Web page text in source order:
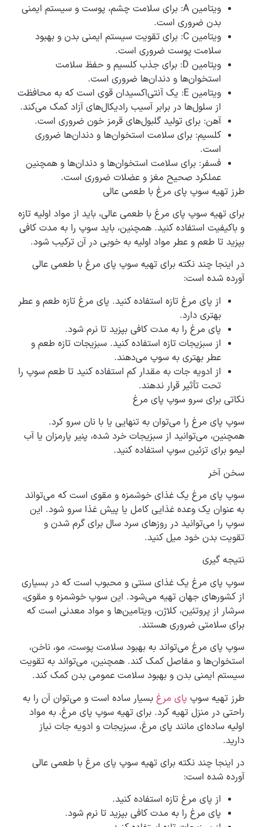
ویتامین A: برای سلامت چشم، پوست و سیستم ایمنی
بدن ضروری است.
ویتامین C: برای تقویت سیستم ایمنی بدن و بهبود
سلامت پوست ضروری است.
ویتامین D: برای جذب کلسیم و حفظ سلامت
استخوان‌ها و دندان‌ها ضروری است.
ویتامین E: یک آنتی‌اکسیدان قوی است که به محافظت
از سلول‌ها در برابر آسیب رادیکال‌های آزاد کمک می‌کند.
آهن: برای تولید گلبول‌های قرمز خون ضروری است.
کلسیم: برای سلامت استخوان‌ها و دندان‌ها ضروری
است.
فسفر: برای سلامت استخوان‌ها و دندان‌ها و همچنین
عملکرد صحیح مغز و عضلات ضروری است.
طرز تهیه سوپ پای مرغ با طعمی عالی
برای تهیه سوپ پای مرغ با طعمی عالی، باید از مواد اولیه تازه
و باکیفیت استفاده کنید. همچنین، باید سوپ را به مدت کافی
بپزید تا طعم و عطر مواد اولیه به خوبی در آن ترکیب شود.
در اینجا چند نکته برای تهیه سوپ پای مرغ با طعمی عالی
آورده شده است:
از پای مرغ تازه استفاده کنید. پای مرغ تازه طعم و عطر
بهتری دارد.
پای مرغ را به مدت کافی بپزید تا نرم شود.
از سبزیجات تازه استفاده کنید. سبزیجات تازه طعم و
عطر بهتری به سوپ می‌دهند.
از ادویه جات به مقدار کم استفاده کنید تا طعم سوپ را
تحت تأثیر قرار ندهند.
نکاتی برای سرو سوپ پای مرغ
سوپ پای مرغ را می‌توان به تنهایی یا با نان سرو کرد.
همچنین، می‌توانید از سبزیجات خرد شده، پنیر پارمزان یا آب
لیمو برای تزئین سوپ استفاده کنید.
سخن آخر
سوپ پای مرغ یک غذای خوشمزه و مقوی است که می‌تواند
به عنوان یک وعده غذایی کامل یا پیش غذا سرو شود. این
سوپ را می‌توانید در روزهای سرد سال برای گرم شدن و
تقویت بدن خود میل کنید.
نتیجه گیری
سوپ پای مرغ یک غذای سنتی و محبوب است که در بسیاری
از کشورهای جهان تهیه می‌شود. این سوپ خوشمزه و مقوی،
سرشار از پروتئین، کلاژن، ویتامین‌ها و مواد معدنی است که
برای سلامتی ضروری هستند.
سوپ پای مرغ می‌تواند به بهبود سلامت پوست، مو، ناخن،
استخوان‌ها و مفاصل کمک کند. همچنین، می‌تواند به تقویت
سیستم ایمنی بدن و بهبود سلامت عمومی بدن کمک کند.
طرز تهیه سوپ پای مرغ بسیار ساده است و می‌توان آن را به
راحتی در منزل تهیه کرد. برای تهیه سوپ پای مرغ، به مواد
اولیه ساده‌ای مانند پای مرغ، سبزیجات و ادویه جات نیاز
دارید.
در اینجا چند نکته برای تهیه سوپ پای مرغ با طعمی عالی
آورده شده است:
از پای مرغ تازه استفاده کنید.
پای مرغ را به مدت کافی بپزید تا نرم شود.